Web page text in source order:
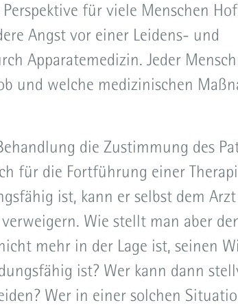
für viele Menschen
Angst vor einer Leidens- und
Apparatemedizin. Jeder
und welche medizinischen
die Zustimmung des
für die Fortführung einer
ist, kann er selbst dem Arzt
Wie stellt man aber
mehr in der Lage ist, seinen
ist? Wer kann dann
Wer in einer solchen